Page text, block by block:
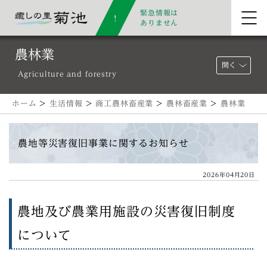
緊急情報は
ありません
農林業
Agriculture and forestry
開く
ホーム >生活情報 >商工農林畜産業 > 農林畜産業 > 農林業
農地等災害復旧事業に関するお知らせ
2026年04月20日
農地及び農業用施設の災害復旧制度
について